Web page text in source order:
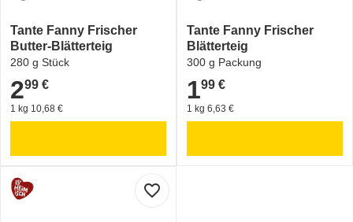
Tante Fanny Frischer
Butter-Blätterteig
280 g Stück
2,99 €
299 €
1 kg 10,68 €
Tante Fanny Frischer
Blätterteig
300 g Packung
1,99 €
199 €
1 kg 6,63 €
favorite_border